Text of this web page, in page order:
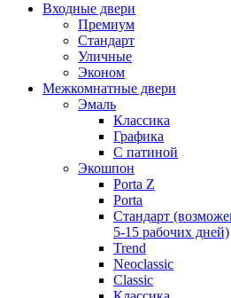
Входные двери
Премиум
Стандарт
Уличные
Эконом
Межкомнатные двери
Эмаль
Классика
Графика
С патиной
Экошпон
Porta Z
Porta
Стандарт
5-15 рабочих дней)
Trend
Neoclassic
Classic